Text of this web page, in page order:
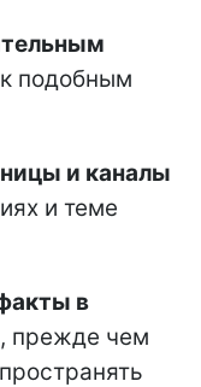
подобным
и каналы
и теме
в
, прежде чем